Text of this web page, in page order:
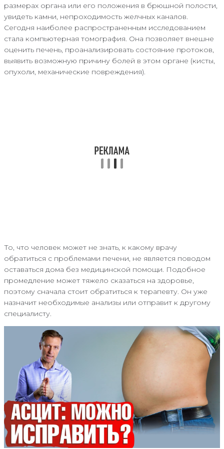
размерах органа или его положения в брюшной полости,
увидеть камни, непроходимость желчных каналов.
Сегодня наиболее распространенным исследованием
стала компьютерная томография. Она позволяет внешне
оценить печень, проанализировать состояние протоков,
выявить возможную причину болей в этом органе (кисты,
опухоли, механические повреждения).
То, что человек может не знать, к какому врачу
обратиться с проблемами печени, не является поводом
оставаться дома без медицинской помощи. Подобное
промедление может тяжело сказаться на здоровье,
поэтому сначала стоит обратиться к терапевту. Он уже
назначит необходимые анализы или отправит к другому
специалисту.